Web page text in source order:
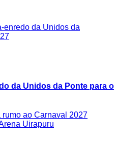
da Unidos da Ponte para o